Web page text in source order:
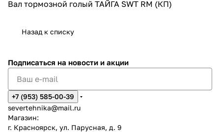
Вал тормозной голый ТАЙГА SWT RM (КП)
Назад к списку
Подписаться на новости и акции
+7 (953) 585-00-39
severtehnika@mail.ru
Магазин:
г. Красноярск, ул. Парусная, д. 9